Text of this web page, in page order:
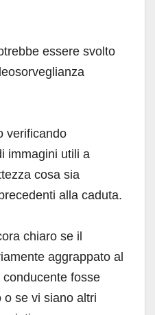
essere svolto
verificando
immagini utili a
cosa sia
alla caduta.
chiaro se il
aggrappato al
fosse
o se vi siano altri